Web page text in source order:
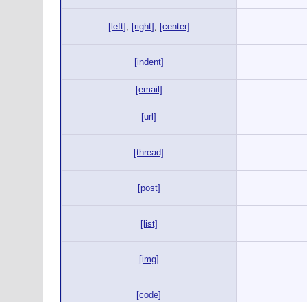
[left] , [right] , [center]
[indent]
[email]
[url]
[thread]
[post]
[list]
[img]
[code]